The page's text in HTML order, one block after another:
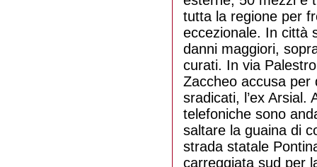
tutta la regione per
eccezionale. In città
danni maggiori,
curati. In via
Zaccheo accusa per
sradicati, l’ex Arsial.
telefoniche sono
saltare la guaina di
strada statale
carreggiata sud per